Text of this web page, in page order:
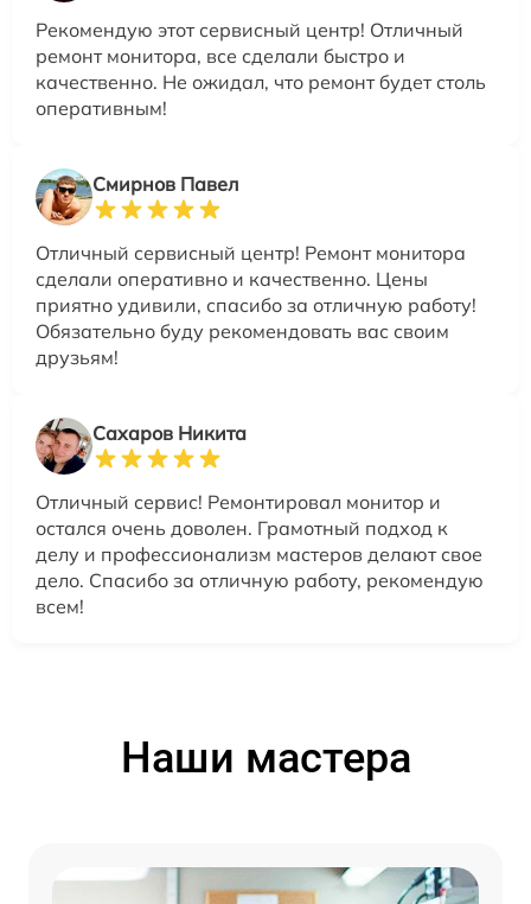
Рекомендую этот сервисный центр! Отличный
ремонт монитора, все сделали быстро и
качественно. Не ожидал, что ремонт будет столь
оперативным!
Смирнов Павел
Отличный сервисный центр! Ремонт монитора
сделали оперативно и качественно. Цены
приятно удивили, спасибо за отличную работу!
Обязательно буду рекомендовать вас своим
друзьям!
Сахаров Никита
Отличный сервис! Ремонтировал монитор и
остался очень доволен. Грамотный подход к
делу и профессионализм мастеров делают свое
дело. Спасибо за отличную работу, рекомендую
всем!
Наши мастера